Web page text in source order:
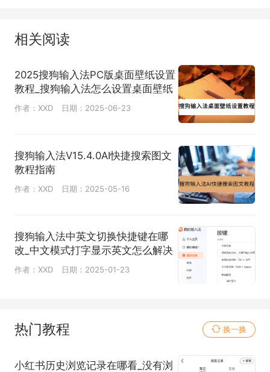
相关阅读
2025搜狗输入法PC版桌面壁纸设置
教程_搜狗输入法怎么设置桌面壁纸
作者：XXD 日期：2025-06-23
搜狗输入法V15.4.0AI快捷搜索图文
教程指南
作者：XXD 日期：2025-05-16
搜狗输入法中英文切换快捷键在哪
改_中文模式打字显示英文怎么解决
作者：XXD 日期：2025-01-23
热门教程 换一换
小红书历史浏览记录在哪看_没有浏